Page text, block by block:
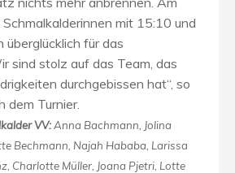
mit 15:10 und
überglücklich für das
sind stolz auf das Team, das
durchgebissen hat“, so
dem Turnier.
VV:Anna Bachmann, Jolina
Bechmann, Najah Hababa, Larissa
Charlotte Müller, Joana Pjetri, Lotte